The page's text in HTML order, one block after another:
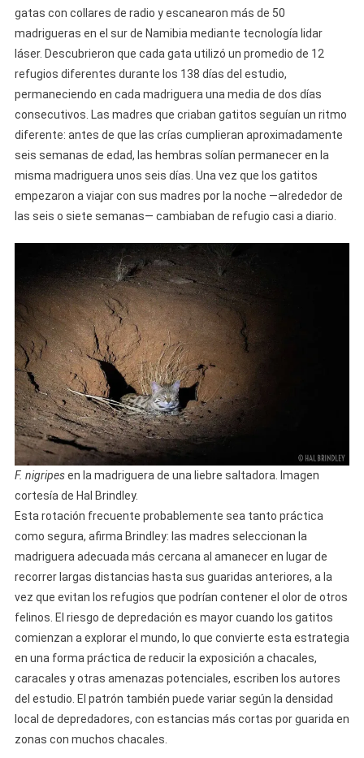
gatas con collares de radio y escanearon más de 50
madrigueras en el sur de Namibia mediante tecnología lidar
láser. Descubrieron que cada gata utilizó un promedio de 12
refugios diferentes durante los 138 días del estudio,
permaneciendo en cada madriguera una media de dos días
consecutivos. Las madres que criaban gatitos seguían un ritmo
diferente: antes de que las crías cumplieran aproximadamente
seis semanas de edad, las hembras solían permanecer en la
misma madriguera unos seis días. Una vez que los gatitos
empezaron a viajar con sus madres por la noche —alrededor de
las seis o siete semanas— cambiaban de refugio casi a diario.
F. nigripesen la madriguera de una liebre saltadora. Imagen
cortesía de Hal Brindley.
Esta rotación frecuente probablemente sea tanto práctica
como segura, afirma Brindley: las madres seleccionan la
madriguera adecuada más cercana al amanecer en lugar de
recorrer largas distancias hasta sus guaridas anteriores, a la
vez que evitan los refugios que podrían contener el olor de otros
felinos. El riesgo de depredación es mayor cuando los gatitos
comienzan a explorar el mundo, lo que convierte esta estrategia
en una forma práctica de reducir la exposición a chacales,
caracales y otras amenazas potenciales, escriben los autores
del estudio. El patrón también puede variar según la densidad
local de depredadores, con estancias más cortas por guarida en
zonas con muchos chacales.